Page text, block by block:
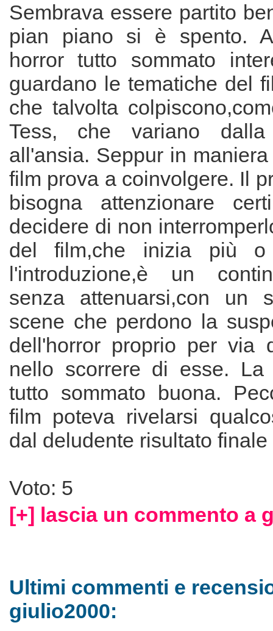
Sembrava essere partito
pian piano si è spento.
horror tutto sommato
guardano le tematiche del
che talvolta
Tess, che variano dalla
all'ansia. Seppur in
film prova a coinvolgere. Il
bisogna attenzionare
decidere di non
del film,che inizia più o
l'introduzione,è un
senza attenuarsi,con un
scene che perdono la
dell'horror proprio per via
nello scorrere di esse. La
tutto sommato buona.
film poteva rivelarsi
dal deludente risultato finale
Voto: 5
[+] lascia un commento a
Ultimi commenti e
giulio2000: